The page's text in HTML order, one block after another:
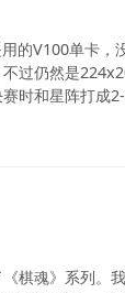
的V100单卡，
过仍然是
时和星阵打成
棋魂》系列。